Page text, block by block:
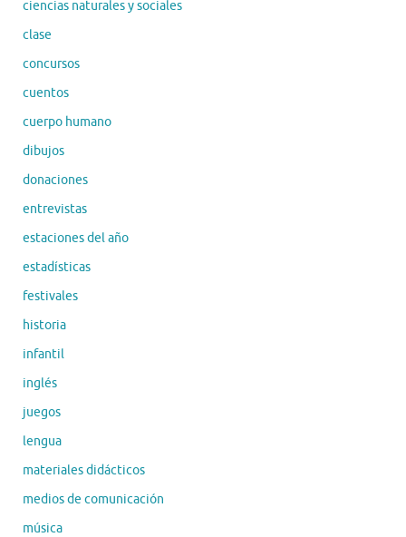
ciencias naturales y sociales
clase
concursos
cuentos
cuerpo humano
dibujos
donaciones
entrevistas
estaciones del año
estadísticas
festivales
historia
infantil
inglés
juegos
lengua
materiales didácticos
medios de comunicación
música